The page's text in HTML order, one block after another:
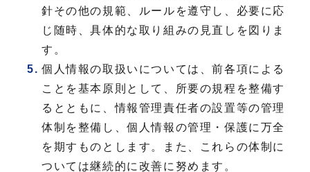
針その他の規範、ルールを遵守し、必要に応
じ随時、具体的な取り組みの見直しを図りま
す。
個人情報の取扱いについては、前各項による
ことを基本原則として、所要の規程を整備す
るとともに、情報管理責任者の設置等の管理
体制を整備し、個人情報の管理・保護に万全
を期すものとします。また、これらの体制に
ついては継続的に改善に努めます。